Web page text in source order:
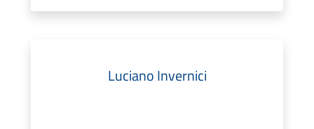
Luciano Invernici